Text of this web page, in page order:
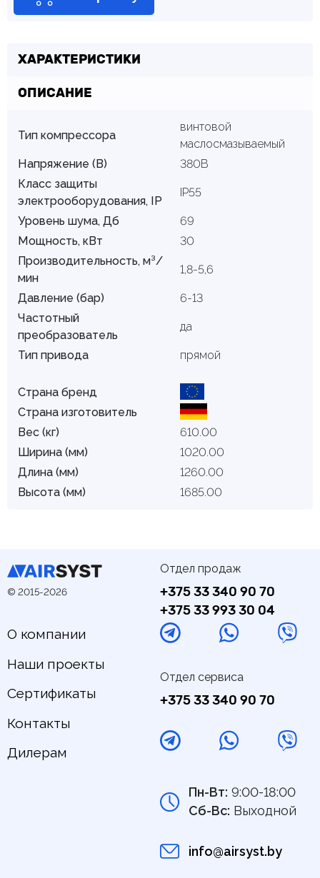
ХАРАКТЕРИСТИКИ
ОПИСАНИЕ
Тип компрессора
винтовой
маслосмазываемый
Напряжение (В)
380В
Класс защиты
электрооборудования, IP
IP55
Уровень шума, Дб
69
Мощность, кВт
30
Производительность, м³/
мин
1,8-5,6
Давление (бар)
6-13
Частотный
преобразователь
да
Тип привода прямой
Страна бренд
Страна изготовитель
Вес (кг)
610.00
Ширина (мм)
1020.00
Длина (мм)
1260.00
Высота (мм)
1685.00
© 2015-2026
О компании
Наши проекты
Сертификаты
Контакты
Дилерам
Пн-Вт: 9:00-18:00
Сб-Вс: Выходной
info@airsyst.by
Отдел продаж
+375 33 340 90 70
+375 33 993 30 04
Отдел сервиса
+375 33 340 90 70